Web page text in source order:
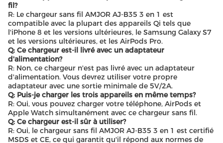
fil?
R: Le chargeur sans fil AMJOR AJ-B35 3 en 1 est
compatible avec la plupart des appareils Qi tels que
l'iPhone 8 et les versions ultérieures, le Samsung Galaxy S7
et les versions ultérieures, et les AirPods Pro.
Q: Ce chargeur est-il livré avec un adaptateur
d'alimentation?
R: Non, ce chargeur n'est pas livré avec un adaptateur
d'alimentation. Vous devrez utiliser votre propre
adaptateur avec une sortie minimale de 5V/2A.
Q: Puis-je charger les trois appareils en même temps?
R: Oui, vous pouvez charger votre téléphone, AirPods et
Apple Watch simultanément avec ce chargeur sans fil.
Q: Ce chargeur est-il sûr à utiliser?
R: Oui, le chargeur sans fil AMJOR AJ-B35 3 en 1 est certifié
MSDS et CE, ce qui garantit qu'il répond aux normes de